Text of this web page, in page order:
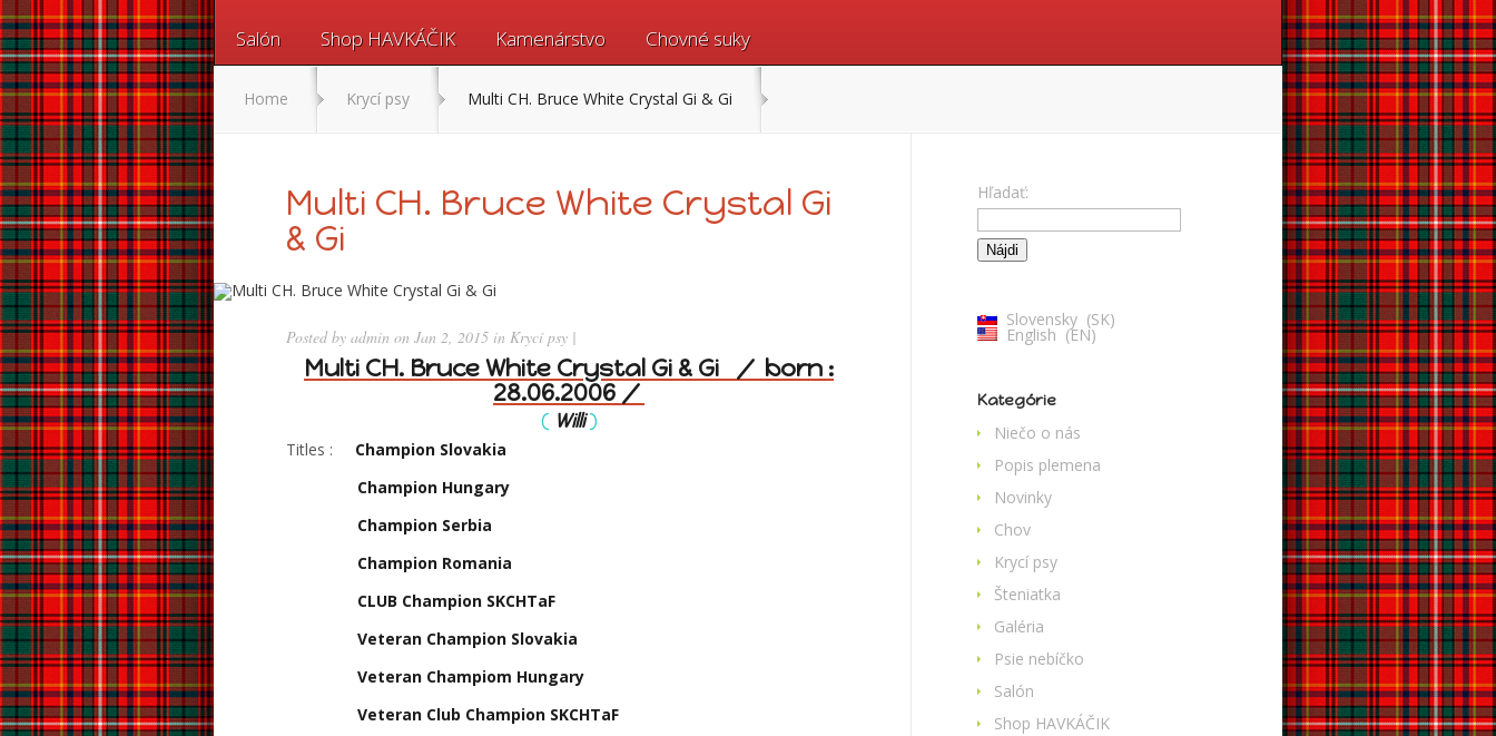
Salón Shop HAVKÁČIK Kamenárstvo Chovné suky
Home Krycí psy Multi CH. Bruce White Crystal Gi & Gi
Multi CH. Bruce White Crystal Gi
& Gi
Posted by admin on Jan 2, 2015 in Krycí psy |
Multi CH. Bruce White Crystal Gi & Gi / born :
28.06.2006 /
( Willi)
Titles : Champion Slovakia
Champion Hungary
Champion Serbia
Champion Romania
CLUB Champion SKCHTaF
Veteran Champion Slovakia
Veteran Champiom Hungary
Veteran Club Champion SKCHTaF
Hľadať:
Slovensky SK
English EN
Kategórie
Niečo o nás
Popis plemena
Novinky
Chov
Krycí psy
Šteniatka
Galéria
Psie nebíčko
Salón
Shop HAVKÁČIK